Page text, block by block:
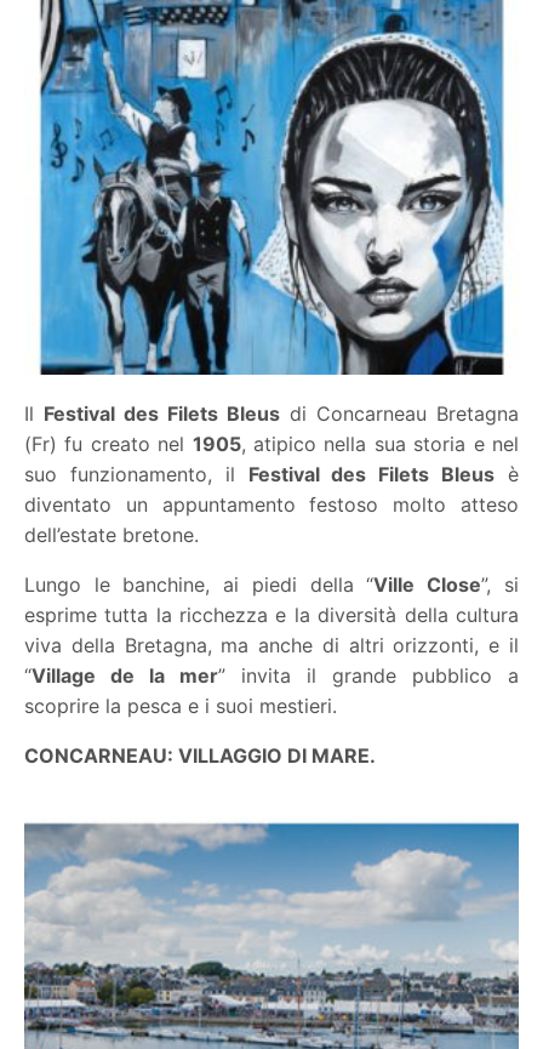
Il Festival des Filets Bleusdi Concarneau Bretagna
(Fr) fu creato nel 1905, atipico nella sua storia e nel
suo funzionamento, il Festival des Filets Bleus è
diventato un appuntamento festoso molto atteso
dell’estate bretone.
Lungo le banchine, ai piedi della “Ville Close”, si
esprime tutta la ricchezza e la diversità della cultura
viva della Bretagna, ma anche di altri orizzonti, e il
“Village de la mer” invita il grande pubblico a
scoprire la pesca e i suoi mestieri.
CONCARNEAU: VILLAGGIO DI MARE.